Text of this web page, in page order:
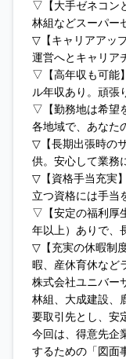
▽【大手ゼネコン
林組などスーパー
▽【キャリアアッ
運営へとキャリア
▽【高年収も可能
ル年収あり。頑張
▽【勤務地は希望
各地域で、あなた
▽【長期出張時の
供。安心して業務
▽【資格手当充実
立つ資格には手当
▽【安定の福利厚
年以上）ありで、
▽【充実の休暇制
暇、産休育休など
株式会社ユニバー
林組、大成建設、
要取引先とし、安
今回は、得意先企
するための「図面